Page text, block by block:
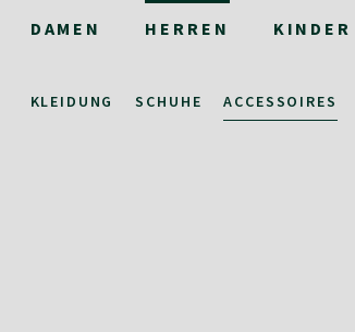
DAMEN HERREN KINDER
KLEIDUNG SCHUHE ACCESSOIRES